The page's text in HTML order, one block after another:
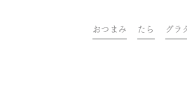
きをお楽しみくださ
おつまみ たら グラ